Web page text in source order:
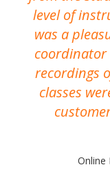
level of
was a
recordings
classes
Online